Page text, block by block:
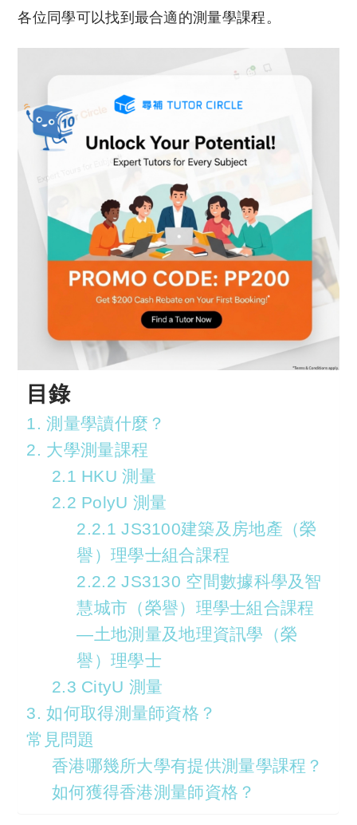
各位同學可以找到最合適的測量學課程。
目錄
1. 測量學讀什麼？
2. 大學測量課程
2.1 HKU 測量
2.2 PolyU 測量
2.2.1 JS3100建築及房地產（榮
譽）理學士組合課程
2.2.2 JS3130 空間數據科學及智
慧城市（榮譽）理學士組合課程
—土地測量及地理資訊學（榮
譽）理學士
2.3 CityU 測量
3. 如何取得測量師資格？
常見問題
香港哪幾所大學有提供測量學課程？
如何獲得香港測量師資格？